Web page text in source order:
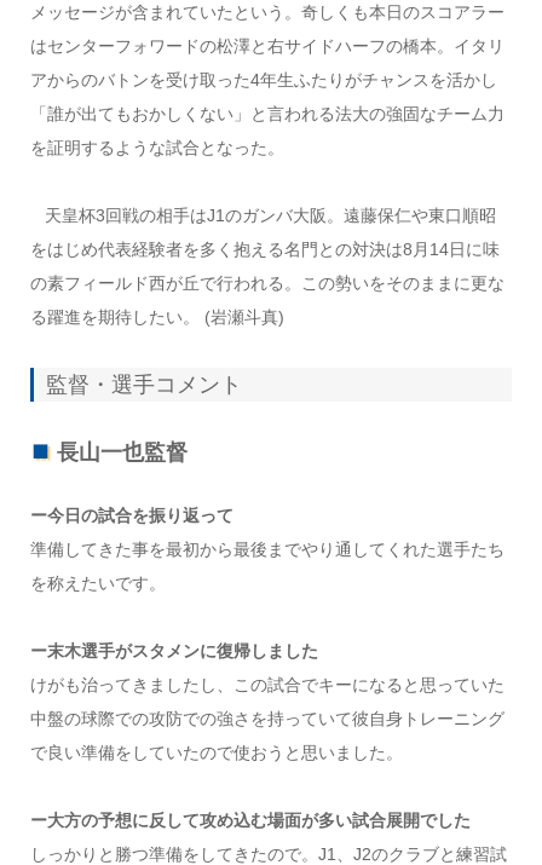
メッセージが含まれていたという。奇しくも本日のスコアラー
はセンターフォワードの松澤と右サイドハーフの橋本。イタリ
アからのバトンを受け取った4年生ふたりがチャンスを活かし
「誰が出てもおかしくない」と言われる法大の強固なチーム力
を証明するような試合となった。
天皇杯3回戦の相手はJ1のガンバ大阪。遠藤保仁や東口順昭
をはじめ代表経験者を多く抱える名門との対決は8月14日に味
の素フィールド西が丘で行われる。この勢いをそのままに更な
る躍進を期待したい。 (岩瀬斗真)
監督・選手コメント
長山一也監督
ー今日の試合を振り返って
準備してきた事を最初から最後までやり通してくれた選手たち
を称えたいです。
ー末木選手がスタメンに復帰しました
けがも治ってきましたし、この試合でキーになると思っていた
中盤の球際での攻防での強さを持っていて彼自身トレーニング
で良い準備をしていたので使おうと思いました。
ー大方の予想に反して攻め込む場面が多い試合展開でした
しっかりと勝つ準備をしてきたので。J1、J2のクラブと練習試